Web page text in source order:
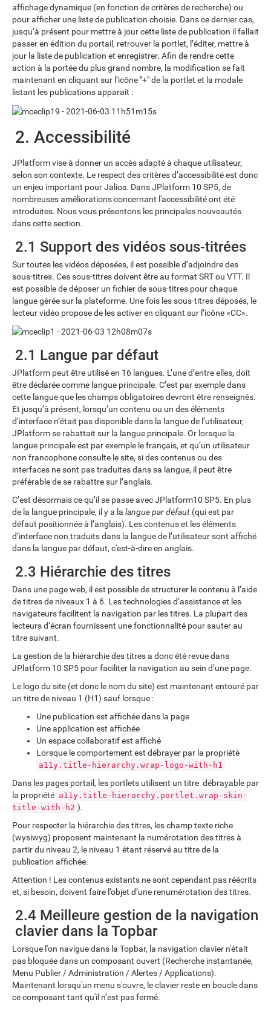
affichage dynamique (en fonction de critères de recherche) ou
pour afficher une liste de publication choisie. Dans ce dernier cas,
jusqu’à présent pour mettre à jour cette liste de publication il fallait
passer en édition du portail, retrouver la portlet, l’éditer, mettre à
jour la liste de publication et enregistrer. Afin de rendre cette
action à la portée du plus grand nombre, la modification se fait
maintenant en cliquant sur l’icône "+" de la portlet et la modale
listant les publications apparaît :
2. Accessibilité
JPlatform vise à donner un accès adapté à chaque utilisateur,
selon son contexte. Le respect des critères d’accessibilité est donc
un enjeu important pour Jalios. Dans JPlatform 10 SP5, de
nombreuses améliorations concernant l'accessibilité ont été
introduites. Nous vous présentons les principales nouveautés
dans cette section.
2.1 Support des vidéos sous-titrées
Sur toutes les vidéos déposées, il est possible d’adjoindre des
sous-titres. Ces sous-titres doivent être au format SRT ou VTT. Il
est possible de déposer un fichier de sous-titres pour chaque
langue gérée sur la plateforme. Une fois les sous-titres déposés, le
lecteur vidéo propose de les activer en cliquant sur l’icône «CC».
2.1 Langue par défaut
JPlatform peut être utilisé en 16 langues. L’une d’entre elles, doit
être déclarée comme langue principale. C’est par exemple dans
cette langue que les champs obligatoires devront être renseignés.
Et jusqu’à présent, lorsqu’un contenu ou un des éléments
d’interface n’était pas disponible dans la langue de l’utilisateur,
JPlatform se rabattait sur la langue principale. Or lorsque la
langue principale est par exemple le français, et qu’un utilisateur
non francophone consulte le site, si des contenus ou des
interfaces ne sont pas traduites dans sa langue, il peut être
préférable de se rabattre sur l’anglais.
C’est désormais ce qu’il se passe avec JPlatform10 SP5. En plus
de la langue principale, il y a la langue par défaut (qui est par
défaut positionnée à l’anglais). Les contenus et les éléments
d’interface non traduits dans la langue de l’utilisateur sont affiché
dans la langue par défaut, c'est-à-dire en anglais.
2.3 Hiérarchie des titres
Dans une page web, il est possible de structurer le contenu à l’aide
de titres de niveaux 1 à 6. Les technologies d’assistance et les
navigateurs facilitent la navigation par les titres. La plupart des
lecteurs d’écran fournissent une fonctionnalité pour sauter au
titre suivant.
La gestion de la hiérarchie des titres a donc été revue dans
JPlatform 10 SP5 pour faciliter la navigation au sein d’une page.
Le logo du site (et donc le nom du site) est maintenant entouré par
un titre de niveau 1 (H1) sauf lorsque :
Une publication est affichée dans la page
Une application est affichée
Un espace collaboratif est affiché
Lorsque le comportement est débrayer par la propriété
a11y.title-hierarchy.wrap-logo-with-h1
Dans les pages portail, les portlets utilisent un titre débrayable par
la propriété a11y.title-hierarchy.portlet.wrap-skin-
title-with-h2 ).
Pour respecter la hiérarchie des titres, les champ texte riche
(wysiwyg) proposent maintenant la numérotation des titres à
partir du niveau 2, le niveau 1 étant réservé au titre de la
publication affichée.
Attention ! Les contenus existants ne sont cependant pas réécrits
et, si besoin, doivent faire l’objet d’une renumérotation des titres.
2.4 Meilleure gestion de la navigation
clavier dans la Topbar
Lorsque l'on navigue dans la Topbar, la navigation clavier n'était
pas bloquée dans un composant ouvert (Recherche instantanée,
Menu Publier / Administration / Alertes / Applications).
Maintenant lorsqu'un menu s'ouvre, le clavier reste en boucle dans
ce composant tant qu'il n’est pas fermé.